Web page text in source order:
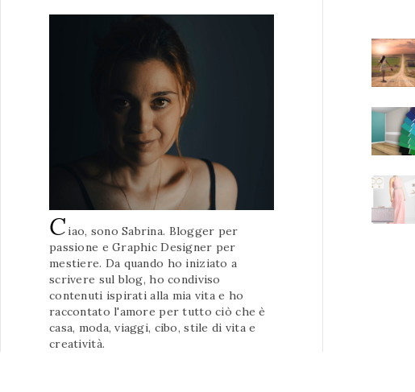
Ciao, sono Sabrina. Blogger per
passione e Graphic Designer per
mestiere. Da quando ho iniziato a
scrivere sul blog, ho condiviso
contenuti ispirati alla mia vita e ho
raccontato l'amore per tutto ciò che è
casa, moda, viaggi, cibo, stile di vita e
creatività.